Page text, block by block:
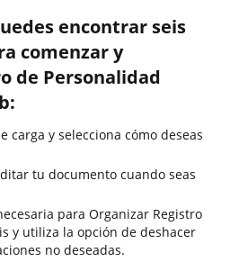
encontrar seis
comenzar y
de Personalidad
carga y selecciona cómo deseas
tu documento cuando seas
para Organizar Registro
y utiliza la opción de deshacer
no deseadas.